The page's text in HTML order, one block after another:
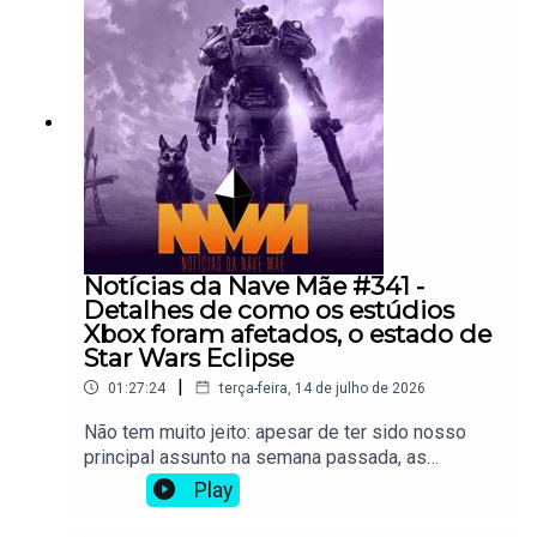
por um ex-artista da Vanillaware, e Palworld
retorna agora que chegou em seu
1.0.Participantes:Yoshi OhashiHeitor De
PaolaAssuntos abordados:17:00 - Rhythm
Heaven Groove47:00 - Veritas Tales: Witch of the
Dark Castle1:12:00 - Palword 1.0Vai comprar
jogos na Nuuvem? Use o link de afiliado do
Overloadr!Use nosso link de filiado ao fazer
compras na Amazon
Notícias da Nave Mãe #341 -
Detalhes de como os estúdios
Xbox foram afetados, o estado de
Star Wars Eclipse
01:27:24 | terça-feira, 14 de julho de 2026
Não tem muito jeito: apesar de ter sido nosso
principal assunto na semana passada, as
demissões de Xbox são novamente o que mais
falamos nesta edição, agora com mais detalhes
Play